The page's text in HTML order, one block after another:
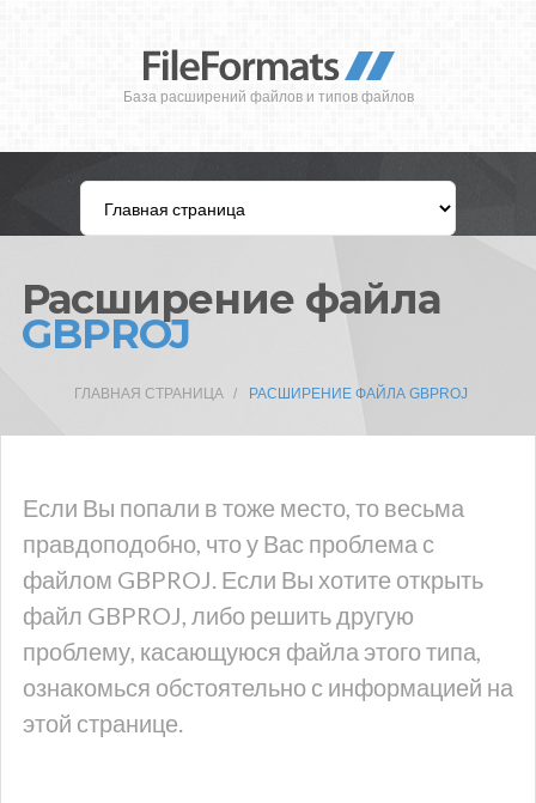
База расширений файлов и типов файлов
Расширение файла
GBPROJ
ГЛАВНАЯ СТРАНИЦА РАСШИРЕНИЕ ФАЙЛА GBPROJ
Если Вы попали в тоже место, то весьма
правдоподобно, что у Вас проблема с
файлом GBPROJ. Если Вы хотите открыть
файл GBPROJ, либо решить другую
проблему, касающуюся файла этого типа,
ознакомься обстоятельно с информацией на
этой странице.